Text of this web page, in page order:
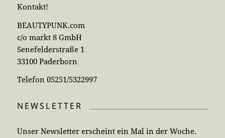
Kontakt!
BEAUTYPUNK.com
c/o markt 8 GmbH
Senefelderstraße 1
33100 Paderborn
Telefon 05251/5322997
NEWSLETTER
Unser Newsletter erscheint ein Mal in der Woche.